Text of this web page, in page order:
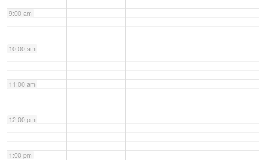
9:00 am
10:00 am
11:00 am
12:00 pm
1:00 pm